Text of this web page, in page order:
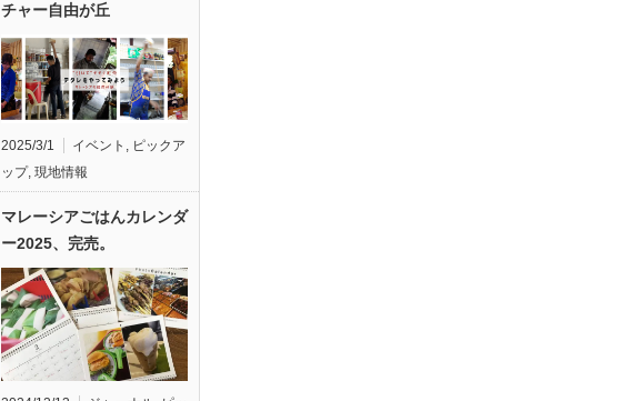
チャー自由が丘
2025/3/1 イベント , ピックア
ップ, 現地情報
マレーシアごはんカレンダ
ー2025、完売。